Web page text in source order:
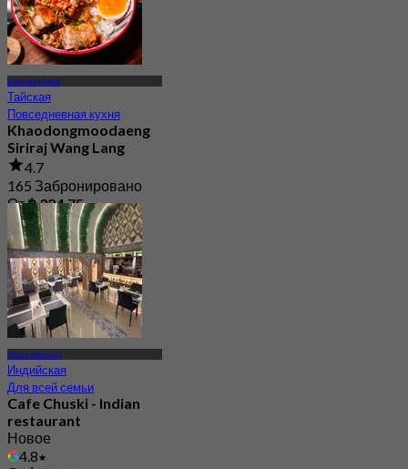
Бангкок Ной
Тайская
Повседневная кухня
Khaodongmoodaeng
Siriraj Wang Lang
4.7
165 Забронировано
От฿ 324.75
Пхра Накхон
Индийская
Для всей семьи
Cafe Chuski - Indian
restaurant
Новое
4.8